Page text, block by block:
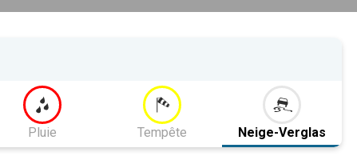
Pluie Tempête Neige-Verglas